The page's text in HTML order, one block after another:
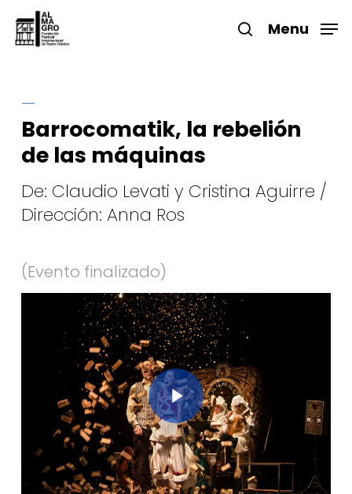
main
search
Menu
Barrocomatik, la rebelión
de las máquinas
De: Claudio Levati y Cristina Aguirre /
Dirección: Anna Ros
Play Video